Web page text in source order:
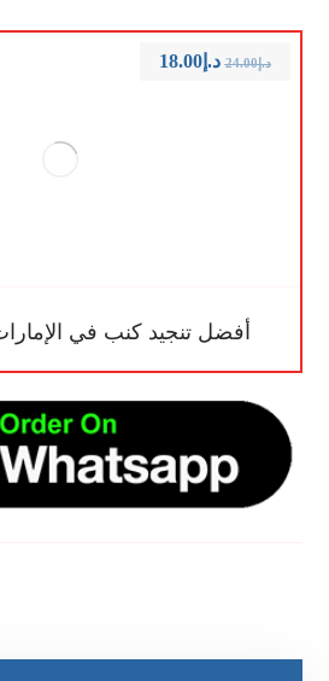
أفضل تنجيد كنب في الإمارات
د.إ24.00 د.إ18.00